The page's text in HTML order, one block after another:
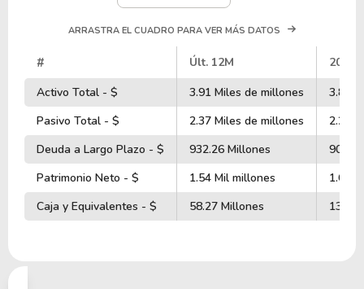
ARRASTRA EL CUADRO PARA VER MÁS DATOS
# Últ. 12M
2025
Activo Total - $
3.91 Miles de millones
3.87
Pasivo Total - $
2.37 Miles de millones
2.26
Deuda a Largo Plazo - $
932.26 Millones
Patrimonio Neto - $
1.54 Mil millones
1.61
Caja y Equivalentes - $
58.27 Millones 13.84